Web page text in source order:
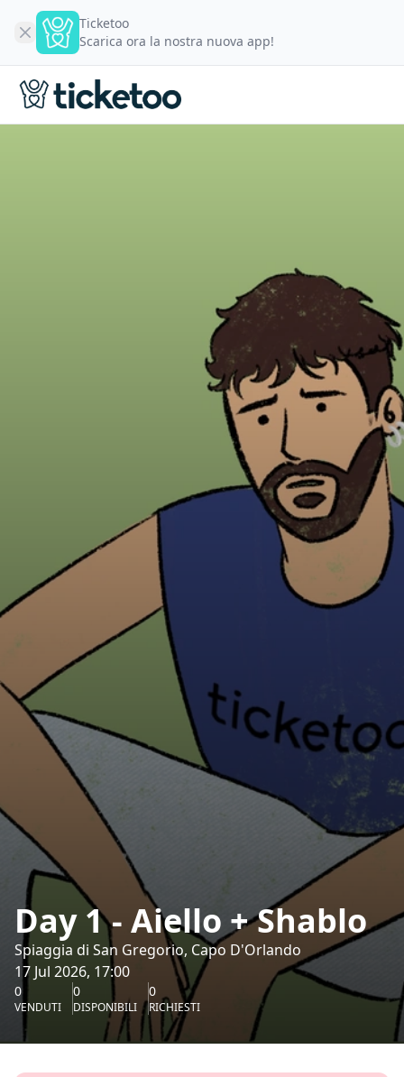
Ticketoo
Scarica ora la nostra nuova app!
Day 1 - Aiello + Shablo
Spiaggia di San Gregorio, Capo D'Orlando
17 Jul 2026, 17:00
0
VENDUTI
0
DISPONIBILI
0
RICHIESTI